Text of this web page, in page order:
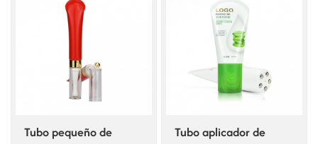
Tubo pequeño de
Tubo aplicador de